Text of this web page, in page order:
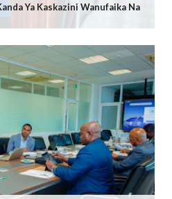
Ya Kaskazini Wanufaika Na